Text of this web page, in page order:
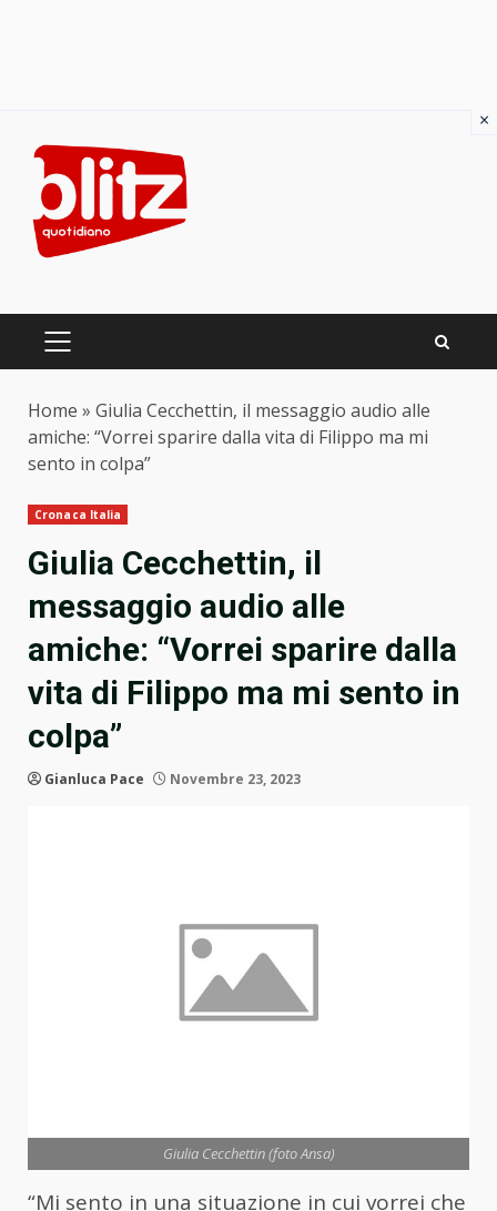
content
PRIMARY
Home » Giulia Cecchettin, il messaggio audio alle
amiche: “Vorrei sparire dalla vita di Filippo ma mi
sento in colpa”
Cronaca Italia
Giulia Cecchettin, il
messaggio audio alle
amiche: “Vorrei sparire dalla
vita di Filippo ma mi sento in
colpa”
Gianluca Pace Novembre 23, 2023
Giulia Cecchettin (foto Ansa)
“Mi sento in una situazione in cui vorrei che
×